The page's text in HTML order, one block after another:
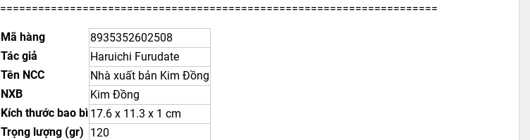
=====================================================================
Mã hàng
8935352602508
Tác giả
Haruichi Furudate
Tên NCC
Nhà xuất bản Kim Đồng
NXB
Kim Đồng
Kích thước bao bì 17.6 x 11.3 x 1 cm
Trọng lượng (gr) 120